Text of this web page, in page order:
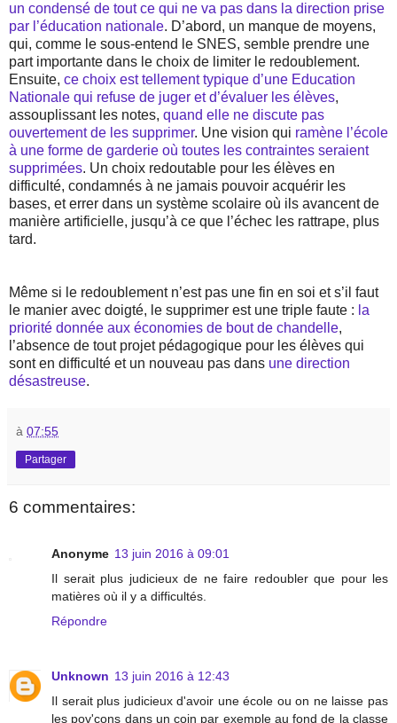
un condensé de tout ce qui ne va pas dans la direction prise
par l’éducation nationale. D’abord, un manque de moyens,
qui, comme le sous-entend le SNES, semble prendre une
part importante dans le choix de limiter le redoublement.
Ensuite, ce choix est tellement typique d’une Education
Nationale qui refuse de juger et d’évaluer les élèves,
assouplissant les notes, quand elle ne discute pas
ouvertement de les supprimer. Une vision qui ramène l’école
à une forme de garderie où toutes les contraintes seraient
supprimées. Un choix redoutable pour les élèves en
difficulté, condamnés à ne jamais pouvoir acquérir les
bases, et errer dans un système scolaire où ils avancent de
manière artificielle, jusqu’à ce que l’échec les rattrape, plus
tard.
Même si le redoublement n’est pas une fin en soi et s’il faut
le manier avec doigté, le supprimer est une triple faute : la
priorité donnée aux économies de bout de chandelle,
l’absence de tout projet pédagogique pour les élèves qui
sont en difficulté et un nouveau pas dans une direction
désastreuse.
à 07:55
Partager
6 commentaires:
Anonyme 13 juin 2016 à 09:01
Il serait plus judicieux de ne faire redoubler que pour les
matières où il y a difficultés.
Répondre
Unknown 13 juin 2016 à 12:43
Il serait plus judicieux d'avoir une école ou on ne laisse pas
les pov'cons dans un coin par exemple au fond de la classe